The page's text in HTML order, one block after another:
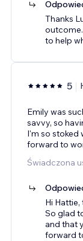
Thanks
to help
5
Emily was
savvy, so
I'm so stoked
forward to
Świadczona
Hi
So glad
and that
forward